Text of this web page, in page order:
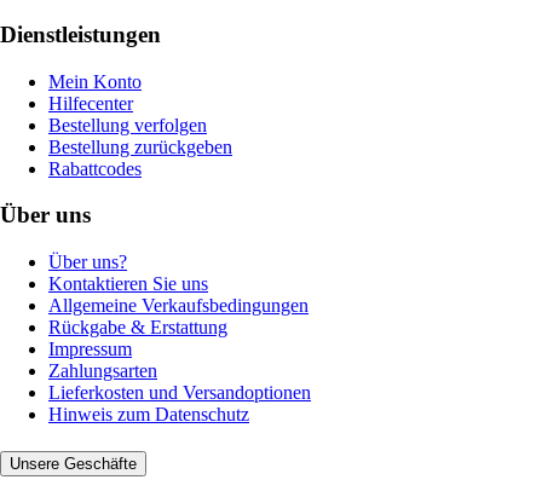
Dienstleistungen
Mein Konto
Hilfecenter
Bestellung verfolgen
Bestellung zurückgeben
Rabattcodes
Über uns
Über uns?
Kontaktieren Sie uns
Allgemeine Verkaufsbedingungen
Rückgabe & Erstattung
Impressum
Zahlungsarten
Lieferkosten und Versandoptionen
Hinweis zum Datenschutz
Unsere Geschäfte